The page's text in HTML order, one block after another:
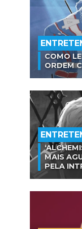
COMO
ORDEM
MAIS
PELA